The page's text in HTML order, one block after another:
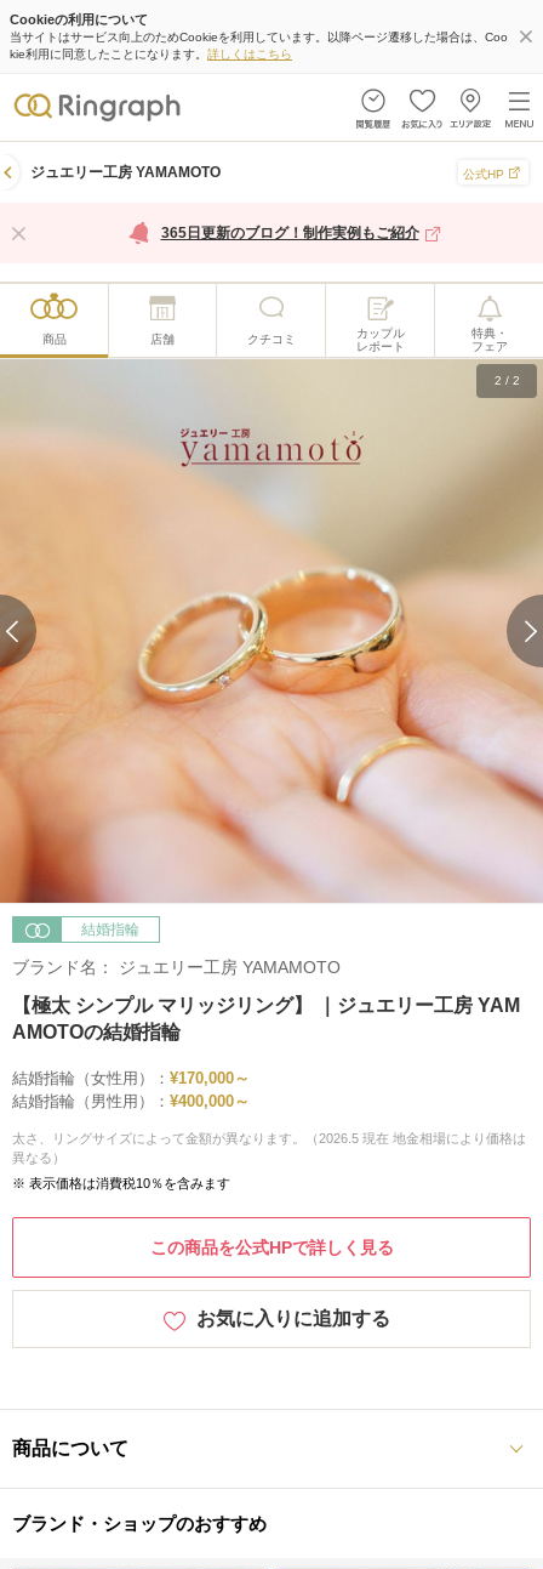
Cookieの利用について
当サイトはサービス向上のためCookieを利用しています。以降ページ遷移した場合は、Coo
kie利用に同意したことになります。 詳しくはこちら
ジュエリー工房 YAMAMOTO 公式HP
365日更新のブログ！制作実例もご紹介
商品 店舗 クチコミ
カップル
レポート
特典・
フェア
2 / 2
結婚指輪
ブランド名： ジュエリー工房 YAMAMOTO
【極太 シンプル マリッジリング】 ｜ジュエリー工房 YAM
AMOTOの結婚指輪
結婚指輪（女性用）： ¥170,000～
結婚指輪（男性用）： ¥400,000～
太さ、リングサイズによって金額が異なります。（2026.5 現在 地金相場により価格は
異なる）
※ 表示価格は消費税10％を含みます
この商品を公式HPで詳しく見る
お気に入りに追加する
商品について
ブランド・ショップのおすすめ